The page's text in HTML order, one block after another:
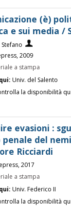
(è)
e sui media /
2009
a stampa
Univ. del Salento
la disponibilità
evasioni :
del
Ricciardi
2017
a stampa
Univ. Federico II
la disponibilità